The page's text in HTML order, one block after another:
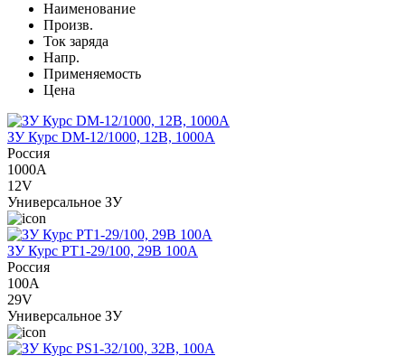
Наименование
Произв.
Ток заряда
Напр.
Применяемость
Цена
ЗУ Курс DM-12/1000, 12В, 1000А
Россия
1000A
12V
Универсальное ЗУ
ЗУ Курс PT1-29/100, 29В 100А
Россия
100A
29V
Универсальное ЗУ